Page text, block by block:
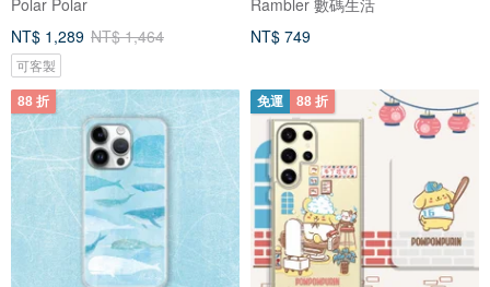
Polar Polar
NT$ 1,289 NT$ 1,464
可客製
Rambler 數碼生活
NT$ 749
88 折 免運 88 折